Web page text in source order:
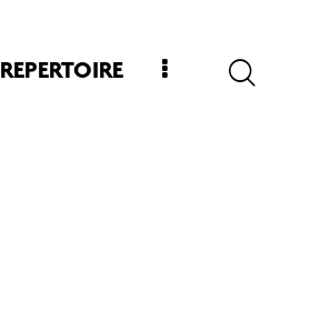
REPERTOIRE